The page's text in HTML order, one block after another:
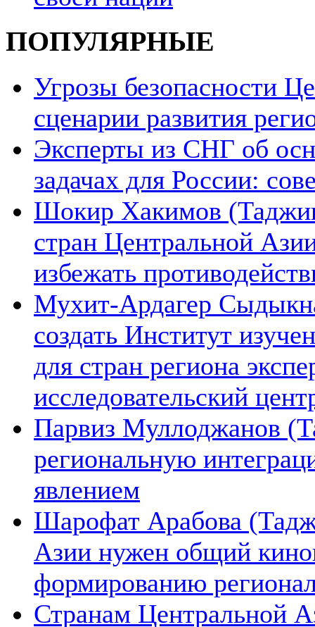
ПОПУЛЯРНЫЕ
Угрозы безопасности
сценарии развития
Эксперты из СНГ об
задачах для России:
Шокир Хакимов
стран Центральной
избежать
Мухит-Ардагер
создать Институт
для стран региона
исследовательский
Парвиз Муллоджанов
региональную
явлением
Шарофат Арабова
Азии нужен общий
формированию
Странам Центральной